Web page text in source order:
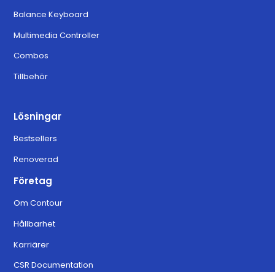
Balance Keyboard
Multimedia Controller
Combos
Tillbehör
Lösningar
Bestsellers
Renoverad
Företag
Om Contour
Hållbarhet
Karriärer
CSR Documentation